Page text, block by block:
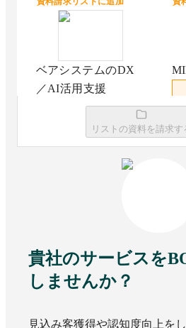
ベアシステムのDX
／AI活用支援
資料請求リストに追加
資
資料請求リストに追加
リストの資料を請求す
貴社のサービスを
しませんか？
見込み客獲得や認知度向上を